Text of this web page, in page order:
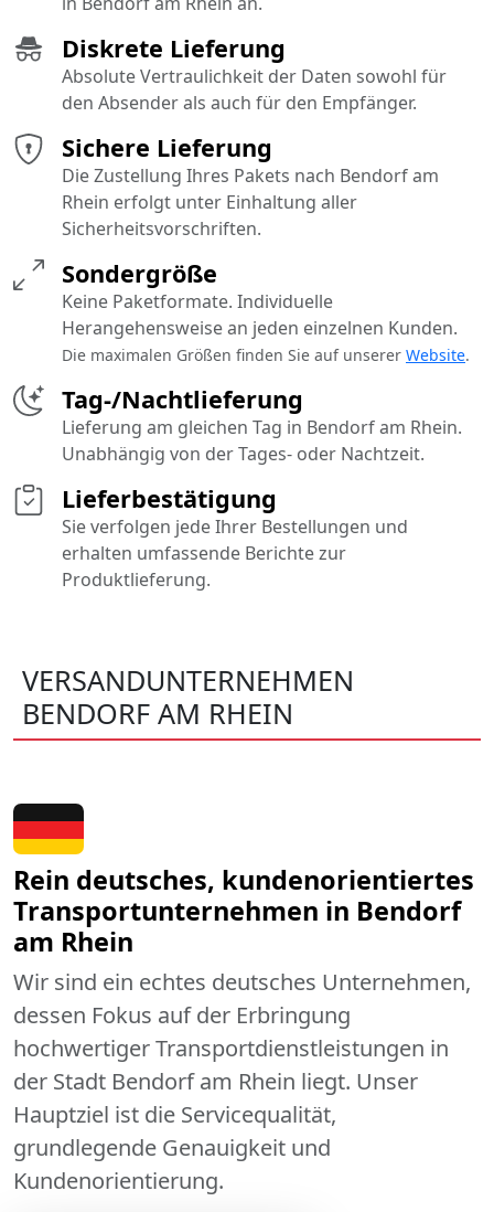
Sichere Lieferung
Die Zustellung Ihres Pakets nach Bendorf am
Rhein erfolgt unter Einhaltung aller
Sicherheitsvorschriften.
Diskrete Lieferung
Absolute Vertraulichkeit der Daten sowohl für
den Absender als auch für den Empfänger.
Tag-/Nachtlieferung
Lieferung am gleichen Tag in Bendorf am Rhein.
Unabhängig von der Tages- oder Nachtzeit.
Sondergröße
Keine Paketformate. Individuelle
Herangehensweise an jeden einzelnen Kunden.
Die maximalen Größen finden Sie auf unserer Website.
Lieferbestätigung
Sie verfolgen jede Ihrer Bestellungen und
erhalten umfassende Berichte zur
Produktlieferung.
VERSANDUNTERNEHMEN
BENDORF AM RHEIN
Rein deutsches, kundenorientiertes
Transportunternehmen in Bendorf
am Rhein
Wir sind ein echtes deutsches Unternehmen,
dessen Fokus auf der Erbringung
hochwertiger Transportdienstleistungen in
der Stadt Bendorf am Rhein liegt. Unser
Hauptziel ist die Servicequalität,
grundlegende Genauigkeit und
Kundenorientierung.